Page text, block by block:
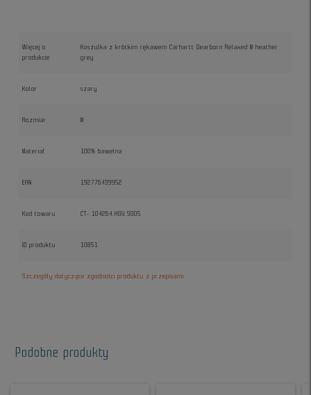
Więcej o
produkcie
Koszulka z krótkim rękawem Carhartt Dearborn Relaxed M heather
grey
Kolor szary
Rozmiar M
Materiał 100% bawełna
EAN 192776439952
Kod towaru CT-.104264.HGY.S005
ID produktu 10851
Szczegóły dotyczące zgodności produktu z przepisami
Podobne produkty